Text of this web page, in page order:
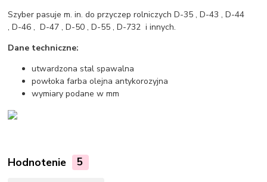
Szyber pasuje m. in. do przyczep rolniczych D-35 , D-43 , D-44
, D-46 , D-47 , D-50 , D-55 , D-732 i innych.
Dane techniczne:
utwardzona stal spawalna
powłoka farba olejna antykorozyjna
wymiary podane w mm
Hodnotenie 5